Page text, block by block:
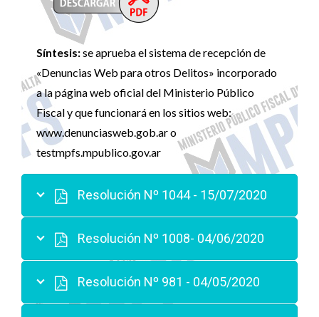
Síntesis:se aprueba el sistema de recepción de
«Denuncias Web para otros Delitos» incorporado
a la página web oficial del Ministerio Público
Fiscal y que funcionará en los sitios web:
www.denunciasweb.gob.ar o
testmpfs.mpublico.gov.ar
Resolución Nº 1044 - 15/07/2020
Resolución Nº 1008- 04/06/2020
Resolución Nº 981 - 04/05/2020